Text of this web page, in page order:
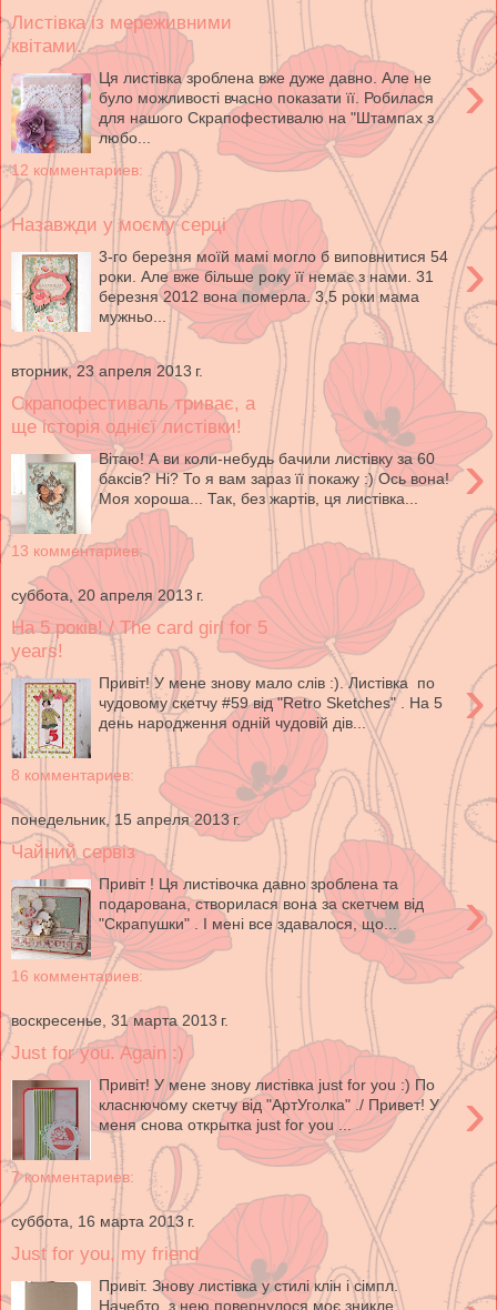
Листівка із мереживними
квітами.
›
Ця листівка зроблена вже дуже давно. Але не
було можливості вчасно показати її. Робилася
для нашого Скрапофестивалю на "Штампах з
любо...
12 комментариев:
Назавжди у моєму серці
›
3-го березня моїй мамі могло б виповнитися 54
роки. Але вже більше року її немає з нами. 31
березня 2012 вона померла. 3,5 роки мама
мужньо...
вторник, 23 апреля 2013 г.
Скрапофестиваль триває, а
ще історія однієї листівки!
›
Вітаю! А ви коли-небудь бачили листівку за 60
баксів? Ні? То я вам зараз її покажу :) Ось вона!
Моя хороша... Так, без жартів, ця листівка...
13 комментариев:
суббота, 20 апреля 2013 г.
На 5 років! / The card girl for 5
years!
›
Привіт! У мене знову мало слів :). Листівка по
чудовому скетчу #59 від "Retro Sketches" . На 5
день народження одній чудовій дів...
8 комментариев:
понедельник, 15 апреля 2013 г.
Чайний сервіз
›
Привіт ! Ця листівочка давно зроблена та
подарована, створилася вона за скетчем від
"Скрапушки" . І мені все здавалося, що...
16 комментариев:
воскресенье, 31 марта 2013 г.
Just for you. Again :)
›
Привіт! У мене знову листівка just for you :) По
класнючому скетчу від "АртУголка" ./ Привет! У
меня снова открытка just for you ...
7 комментариев:
суббота, 16 марта 2013 г.
Just for you, my friend
Привіт. Знову листівка у стилі клін і сімпл.
Начебто, з нею повернулося моє зникле